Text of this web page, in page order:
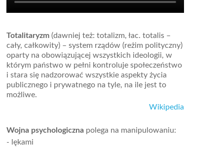
Totalitaryzm (dawniej też: totalizm, łac. totalis –
cały, całkowity) – system rządów (reżim polityczny)
oparty na obowiązującej wszystkich ideologii, w
którym państwo w pełni kontroluje społeczeństwo
i stara się nadzorować wszystkie aspekty życia
publicznego i prywatnego na tyle, na ile jest to
możliwe.
Wikipedia
Wojna psychologiczna polega na manipulowaniu:
- lękami